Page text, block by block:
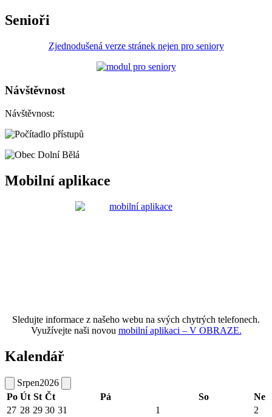
Senioři
Zjednodušená verze stránek nejen pro seniory
Návštěvnost
Návštěvnost:
Mobilní aplikace
Sledujte informace z našeho webu na svých chytrých telefonech.
Využívejte naši novou mobilní aplikaci – V OBRAZE.
Kalendář
Srpen2026
Po Út St Čt Pá So
Ne
27 28 29 30 31 1
2